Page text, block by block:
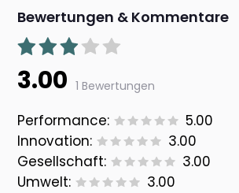
Bewertungen & Kommentare
3.00 1 Bewertungen
Performance:
5.00
Innovation:
3.00
Gesellschaft:
3.00
Umwelt:
3.00